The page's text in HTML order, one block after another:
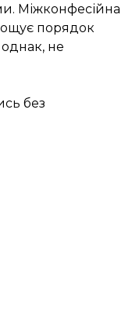
Міжконфесійна
порядок
однак, не
без